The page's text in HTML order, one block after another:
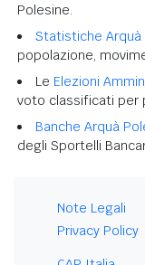
Polesine.
Statistiche Arquà
popolazione,
Le Elezioni
voto classificati per
Banche Arquà
degli Sportelli
Note Legali
Privacy Policy